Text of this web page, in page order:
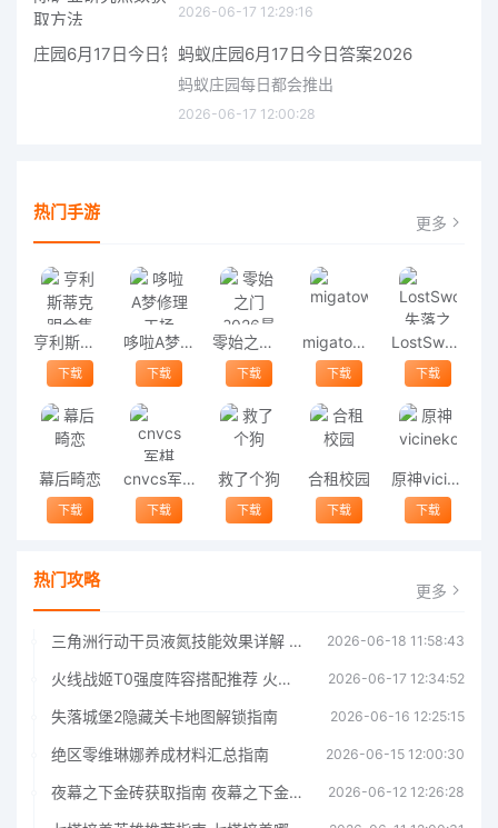
2026-06-17 12:29:16
蚂蚁庄园6月17日今日答案2026
蚂蚁庄园每日都会推出
2026-06-17 12:00:28
热门手游 更多
亨利斯蒂克明合集
下载
哆啦A梦修理工场
下载
零始之门2026最新版
下载
migatowemyworld1.68
下载
LostSword失落之剑
下载
幕后畸恋
下载
cnvcs军棋
下载
救了个狗
下载
合租校园
下载
原神vicineko
下载
热门攻略 更多
三角洲行动干员液氮技能效果详解 三角洲行动干员液氮技能介绍 2026-06-18 11:58:43
火线战姬T0强度阵容搭配推荐 火线战姬T0强度阵容哪个好 2026-06-17 12:34:52
失落城堡2隐藏关卡地图解锁指南 2026-06-16 12:25:15
绝区零维琳娜养成材料汇总指南 2026-06-15 12:00:30
夜幕之下金砖获取指南 夜幕之下金砖获取方法 2026-06-12 12:26:28